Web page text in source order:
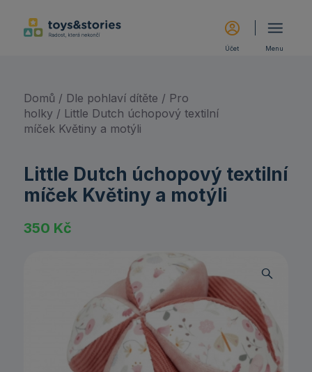
Menu
Účet
Domů / Dle pohlaví dítěte / Pro
holky/ Little Dutch úchopový textilní
míček Květiny a motýli
Little Dutch úchopový textilní
míček Květiny a motýli
350 Kč